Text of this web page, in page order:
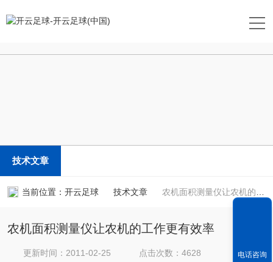
技术文章
当前位置： 开云足球 技术文章 农机面积测量仪让农机的工作更有效率
农机面积测量仪让农机的工作更有效率
更新时间：2011-02-25
点击次数：4628
电话咨询